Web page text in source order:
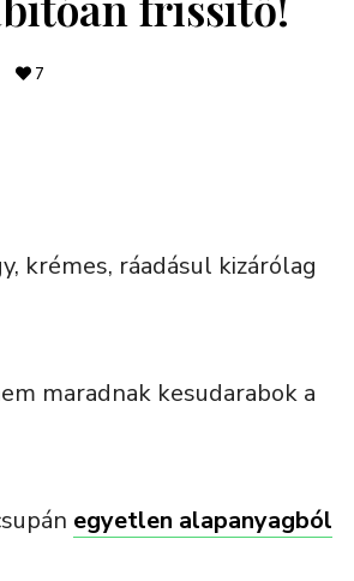
7
krémes, ráadásul kizárólag
maradnak kesudarabok a
egyetlen alapanyagból